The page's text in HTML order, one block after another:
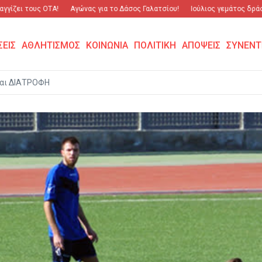
τους ΟΤΑ! Αγώνας για το Δάσος Γαλατσίου! Ιούλιος γεμάτος δράση
ΑΘΛΗΤΙΣΜΟΣ ΚΟΙΝΩΝΙΑ ΠΟΛΙΤΙΚΗ ΑΠΟΨΕΙΣ
ΔΙΑΤΡΟΦΗ